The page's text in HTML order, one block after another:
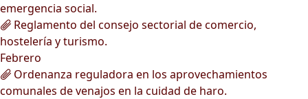
emergencia social.
Reglamento del consejo sectorial de comercio,
hostelería y turismo.
Febrero
Ordenanza reguladora en los aprovechamientos
comunales de venajos en la cuidad de haro.